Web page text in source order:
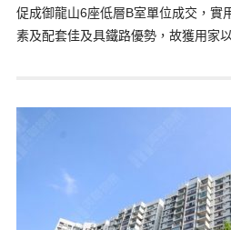
促成御龍山6座低層B室單位成交，實
素及配套佳及具鐵路優勢，故獲用家